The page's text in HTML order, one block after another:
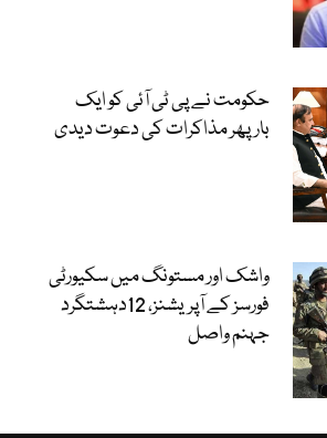
حکومت نے پی ٹی آئی کو ایک
بارپھر مذاکرات کی دعوت دیدی
واشک اور مستونگ میں سکیورٹی
فورسز کے آپریشنز، 12دہشتگرد
جہنم واصل